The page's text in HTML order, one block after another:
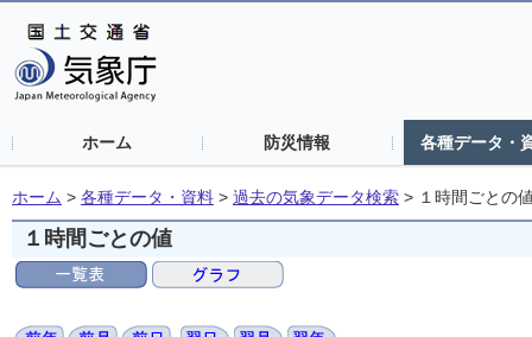
ホーム 防災情報 各種データ・
ホーム > 各種データ・資料 > 過去の気象データ検索 > １時間ごとの
１時間ごとの値